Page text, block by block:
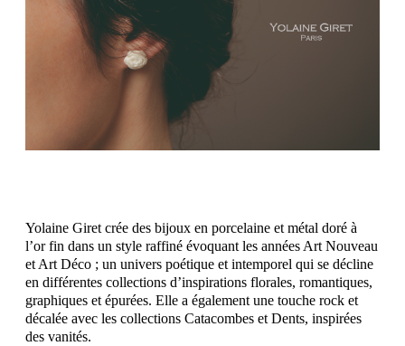
Yolaine Giret crée des bijoux en porcelaine et métal doré à
l’or fin dans un style raffiné évoquant les années Art Nouveau
et Art Déco ; un univers poétique et intemporel qui se décline
en différentes collections d’inspirations florales, romantiques,
graphiques et épurées. Elle a également une touche rock et
décalée avec les collections Catacombes et Dents, inspirées
des vanités.